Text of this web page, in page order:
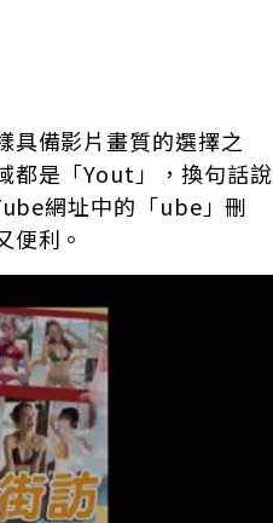
具備影片畫質的選擇之
都是「Yout」，換句話說
網址中的「ube」刪
便利。